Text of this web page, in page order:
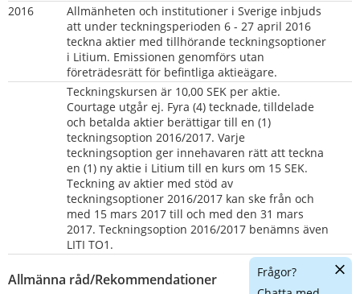
2016
Allmänheten och institutioner i Sverige inbjuds
att under teckningsperioden 6 - 27 april 2016
teckna aktier med tillhörande teckningsoptioner
i Litium. Emissionen genomförs utan
företrädesrätt för befintliga aktieägare.
Teckningskursen är 10,00 SEK per aktie.
Courtage utgår ej. Fyra (4) tecknade, tilldelade
och betalda aktier berättigar till en (1)
teckningsoption 2016/2017. Varje
teckningsoption ger innehavaren rätt att teckna
en (1) ny aktie i Litium till en kurs om 15 SEK.
Teckning av aktier med stöd av
teckningsoptioner 2016/2017 kan ske från och
med 15 mars 2017 till och med den 31 mars
2017. Teckningsoption 2016/2017 benämns även
LITI TO1.
Allmänna råd/Rekommendationer
Frågor?
Dölj